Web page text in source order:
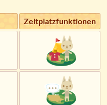
Zeltplatzfunktionen